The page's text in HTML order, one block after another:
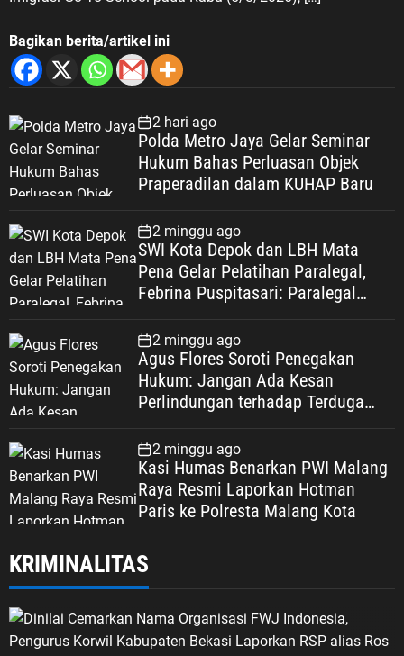
Bagikan berita/artikel ini
2 hari ago
Polda Metro Jaya Gelar Seminar
Hukum Bahas Perluasan Objek
Praperadilan dalam KUHAP Baru
2 minggu ago
SWI Kota Depok dan LBH Mata
Pena Gelar Pelatihan Paralegal,
Febrina Puspitasari: Paralegal
Keadilan Warga Depok
2 minggu ago
Agus Flores Soroti Penegakan
Hukum: Jangan Ada Kesan
Perlindungan terhadap Terduga
Dipertaruhkan
2 minggu ago
Kasi Humas Benarkan PWI Malang
Raya Resmi Laporkan Hotman
Paris ke Polresta Malang Kota
KRIMINALITAS